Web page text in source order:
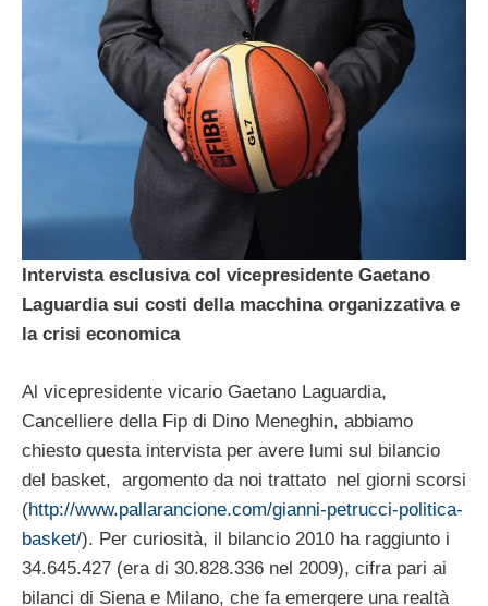
Intervista esclusiva col vicepresidente Gaetano
Laguardia sui costi della macchina organizzativa e
la crisi economica
Al vicepresidente vicario Gaetano Laguardia,
Cancelliere della Fip di Dino Meneghin, abbiamo
chiesto questa intervista per avere lumi sul bilancio
del basket, argomento da noi trattato nel giorni scorsi
(http://www.pallarancione.com/gianni-petrucci-politica-
basket/). Per curiosità, il bilancio 2010 ha raggiunto i
34.645.427 (era di 30.828.336 nel 2009), cifra pari ai
bilanci di Siena e Milano, che fa emergere una realtà